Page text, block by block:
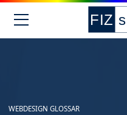
Springe zur
Springe zum
Springe zu den
Springe zum Footer
WEBDESIGN GLOSSAR